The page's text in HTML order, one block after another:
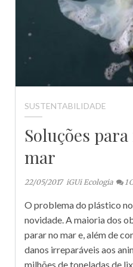
SUSTENTABILIDADE
Soluções
mar
22/05/2017 iGUi Ecologia 1
O problema do plástico
novidade. A maioria dos
parar no mar e, além de
danos irreparáveis aos
milhões de toneladas de